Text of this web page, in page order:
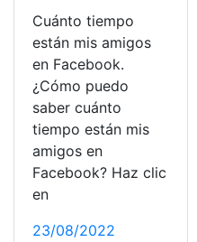
Cuánto tiempo
están mis amigos
en Facebook.
¿Cómo puedo
saber cuánto
tiempo están mis
amigos en
Facebook? Haz clic
en
23/08/2022